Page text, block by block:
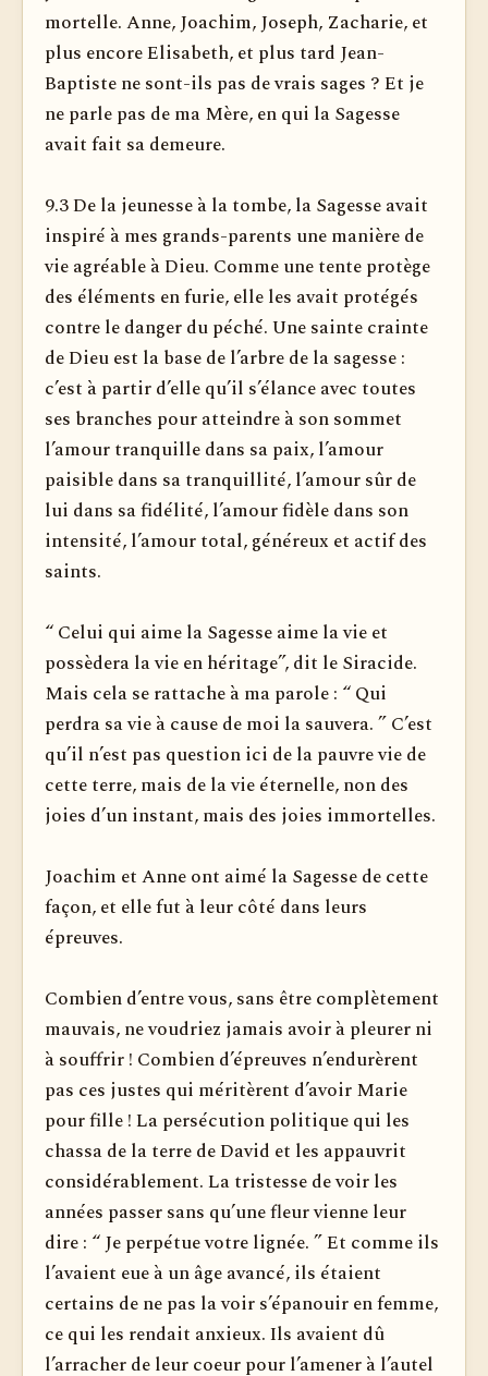
mortelle. Anne, Joachim, Joseph, Zacharie, et
plus encore Elisabeth, et plus tard Jean-
Baptiste ne sont-ils pas de vrais sages ? Et je
ne parle pas de ma Mère, en qui la Sagesse
avait fait sa demeure.
9.3 De la jeunesse à la tombe, la Sagesse avait
inspiré à mes grands-parents une manière de
vie agréable à Dieu. Comme une tente protège
des éléments en furie, elle les avait protégés
contre le danger du péché. Une sainte crainte
de Dieu est la base de l’arbre de la sagesse :
c’est à partir d’elle qu’il s’élance avec toutes
ses branches pour atteindre à son sommet
l’amour tranquille dans sa paix, l’amour
paisible dans sa tranquillité, l’amour sûr de
lui dans sa fidélité, l’amour fidèle dans son
intensité, l’amour total, généreux et actif des
saints.
“ Celui qui aime la Sagesse aime la vie et
possèdera la vie en héritage”, dit le Siracide.
Mais cela se rattache à ma parole : “ Qui
perdra sa vie à cause de moi la sauvera. ” C’est
qu’il n’est pas question ici de la pauvre vie de
cette terre, mais de la vie éternelle, non des
joies d’un instant, mais des joies immortelles.
Joachim et Anne ont aimé la Sagesse de cette
façon, et elle fut à leur côté dans leurs
épreuves.
Combien d’entre vous, sans être complètement
mauvais, ne voudriez jamais avoir à pleurer ni
à souffrir ! Combien d’épreuves n’endurèrent
pas ces justes qui méritèrent d’avoir Marie
pour fille ! La persécution politique qui les
chassa de la terre de David et les appauvrit
considérablement. La tristesse de voir les
années passer sans qu’une fleur vienne leur
dire : “ Je perpétue votre lignée. ” Et comme ils
l’avaient eue à un âge avancé, ils étaient
certains de ne pas la voir s’épanouir en femme,
ce qui les rendait anxieux. Ils avaient dû
l’arracher de leur coeur pour l’amener à l’autel